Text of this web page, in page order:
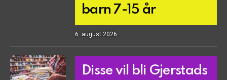
barn 7-15 år
6. august 2026
Disse vil bli Gjerstads